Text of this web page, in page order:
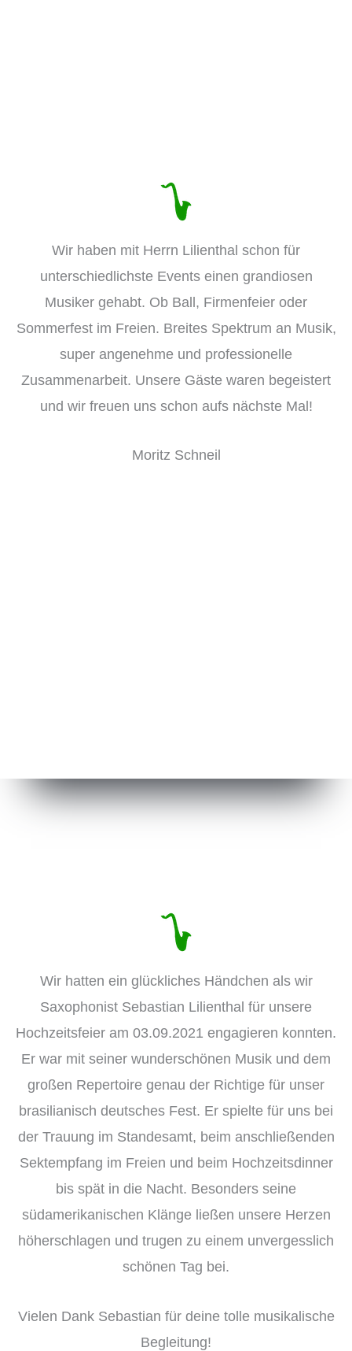
Wir haben mit Herrn Lilienthal schon für
unterschiedlichste Events einen grandiosen
Musiker gehabt. Ob Ball, Firmenfeier oder
Sommerfest im Freien. Breites Spektrum an Musik,
super angenehme und professionelle
Zusammenarbeit. Unsere Gäste waren begeistert
und wir freuen uns schon aufs nächste Mal!
Moritz Schneil
Wir hatten ein glückliches Händchen als wir
Saxophonist Sebastian Lilienthal für unsere
Hochzeitsfeier am 03.09.2021 engagieren konnten.
Er war mit seiner wunderschönen Musik und dem
großen Repertoire genau der Richtige für unser
brasilianisch deutsches Fest. Er spielte für uns bei
der Trauung im Standesamt, beim anschließenden
Sektempfang im Freien und beim Hochzeitsdinner
bis spät in die Nacht. Besonders seine
südamerikanischen Klänge ließen unsere Herzen
höherschlagen und trugen zu einem unvergesslich
schönen Tag bei.
Vielen Dank Sebastian für deine tolle musikalische
Begleitung!